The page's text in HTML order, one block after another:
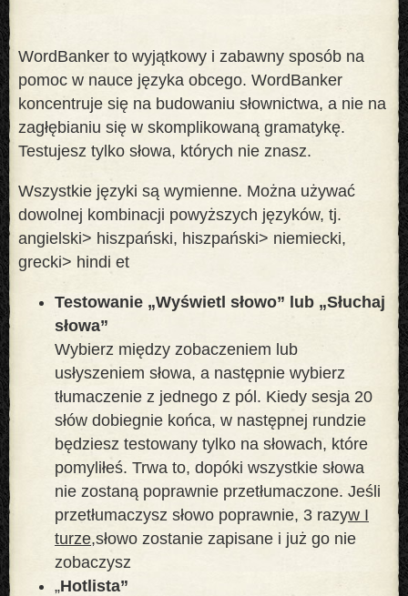
WordBanker to wyjątkowy i zabawny sposób na
pomoc w nauce języka obcego. WordBanker
koncentruje się na budowaniu słownictwa, a nie na
zagłębianiu się w skomplikowaną gramatykę.
Testujesz tylko słowa, których nie znasz.
Wszystkie języki są wymienne. Można używać
dowolnej kombinacji powyższych języków, tj.
angielski> hiszpański, hiszpański> niemiecki,
grecki> hindi et
Testowanie „Wyświetl słowo” lub „Słuchaj
słowa”
Wybierz między zobaczeniem lub
usłyszeniem słowa, a następnie wybierz
tłumaczenie z jednego z pól. Kiedy sesja 20
słów dobiegnie końca, w następnej rundzie
będziesz testowany tylko na słowach, które
pomyliłeś. Trwa to, dopóki wszystkie słowa
nie zostaną poprawnie przetłumaczone. Jeśli
przetłumaczysz słowo poprawnie, 3 razyw I
turze,słowo zostanie zapisane i już go nie
zobaczysz
„Hotlista”